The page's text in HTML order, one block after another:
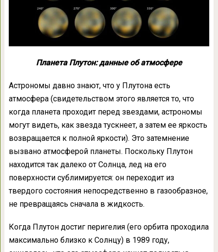
Планета Плутон: данные об атмосфере
Астрономы давно знают, что у Плутона есть
атмосфера (свидетельством этого является то, что
когда планета проходит перед звездами, астрономы
могут видеть, как звезда тускнеет, а затем ее яркость
возвращается к полной яркости). Это затемнение
вызвано атмосферой планеты. Поскольку Плутон
находится так далеко от Солнца, лед на его
поверхности сублимируется: он переходит из
твердого состояния непосредственно в газообразное,
не превращаясь сначала в жидкость.
Когда Плутон достиг перигелия (его орбита проходила
максимально близко к Солнцу) в 1989 году,